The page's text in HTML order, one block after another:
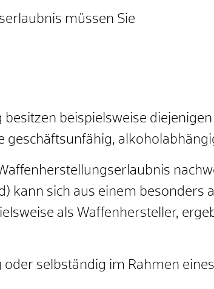
müssen Sie
beispielsweise
geschäftsunfähig,
kann sich aus einem besonders
als Waffenhersteller,
selbständig im Rahmen